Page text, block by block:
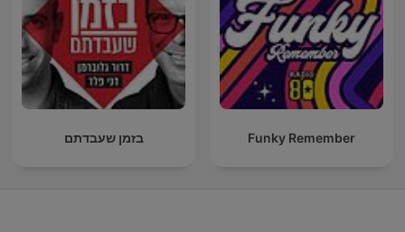
בזמן שעבדתם Funky Remember